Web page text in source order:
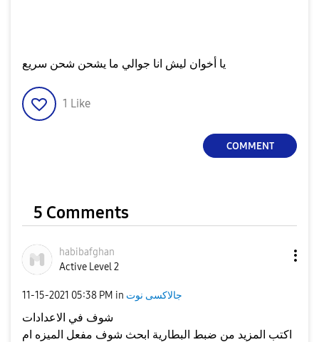
يا أخوان ليش انا جوالي ما يشحن شحن سريع
1 Like
COMMENT
5 Comments
habibafghan
Active Level 2
‎11-15-2021 05:38 PM in جالاكسى نوت
شوف في الاعدادات
اكتب المزيد من ضبط البطارية ابحث شوف مفعل الميزه ام